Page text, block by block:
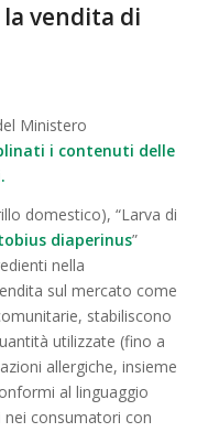
vendita di
Ministero
i contenuti delle
domestico), “Larva di
diaperinus”
nella
sul mercato come
stabiliscono
utilizzate (fino a
allergiche, insieme
al linguaggio
nei consumatori con